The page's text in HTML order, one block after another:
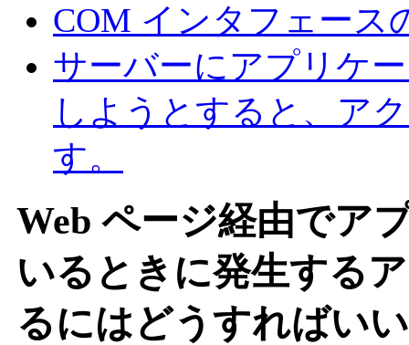
COM インタフェース
サーバーにアプリケ
しようとすると、ア
す。
Web ページ経由でア
いるときに発生する
るにはどうすればい